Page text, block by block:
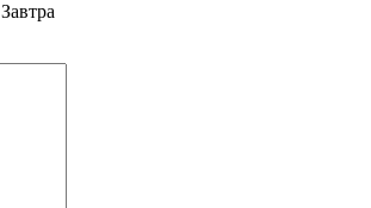
Завтра